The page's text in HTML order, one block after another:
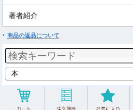
著者紹介
商品の返品について